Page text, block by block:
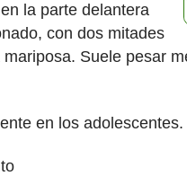
la parte delantera
con dos mitades
Suele pesar
en los